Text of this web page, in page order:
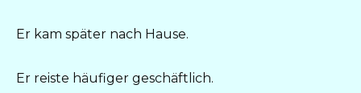
Er kam später nach Hause.
Er reiste häufiger geschäftlich.